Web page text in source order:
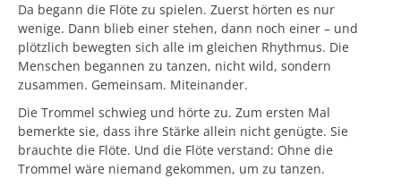
Da begann die Flöte zu spielen. Zuerst hörten es nur
wenige. Dann blieb einer stehen, dann noch einer – und
plötzlich bewegten sich alle im gleichen Rhythmus. Die
Menschen begannen zu tanzen, nicht wild, sondern
zusammen. Gemeinsam. Miteinander.
Die Trommel schwieg und hörte zu. Zum ersten Mal
bemerkte sie, dass ihre Stärke allein nicht genügte. Sie
brauchte die Flöte. Und die Flöte verstand: Ohne die
Trommel wäre niemand gekommen, um zu tanzen.